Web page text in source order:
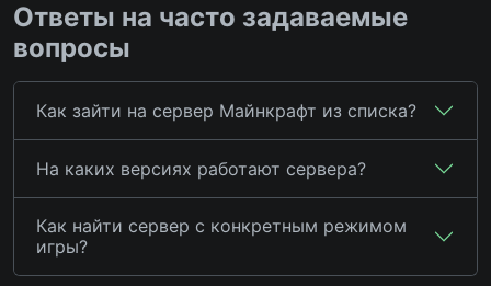
Ответы на часто задаваемые
вопросы
Как зайти на сервер Майнкрафт из списка?
На каких версиях работают сервера?
Как найти сервер с конкретным режимом
игры?